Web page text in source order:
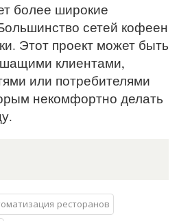
более широкие
сетей кофеен
Этот проект может быть
клиентами,
или потребителями
некомфортно делать
ресторанов